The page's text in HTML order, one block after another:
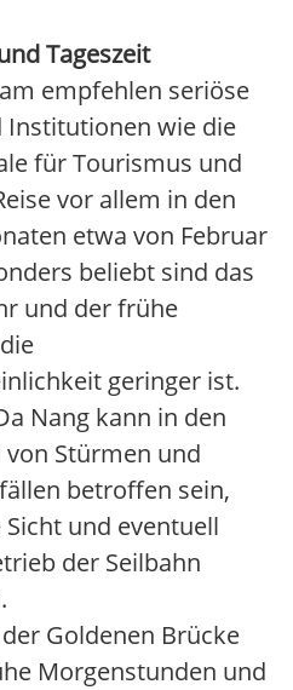
Tageszeit
empfehlen seriöse
Institutionen wie die
für Tourismus und
vor allem in den
etwa von Februar
beliebt sind das
und der frühe
geringer ist.
Nang kann in den
Stürmen und
betroffen sein,
und eventuell
der Seilbahn
Goldenen Brücke
Morgenstunden und